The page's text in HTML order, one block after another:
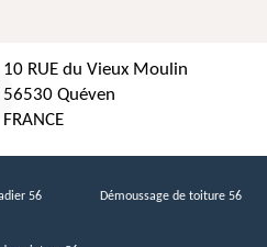
10 RUE du Vieux Moulin
56530 Quéven
FRANCE
56 Démoussage de toiture 56